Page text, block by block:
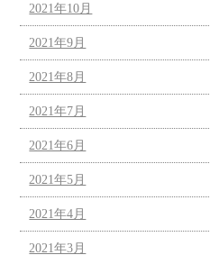
2021年10月
2021年9月
2021年8月
2021年7月
2021年6月
2021年5月
2021年4月
2021年3月